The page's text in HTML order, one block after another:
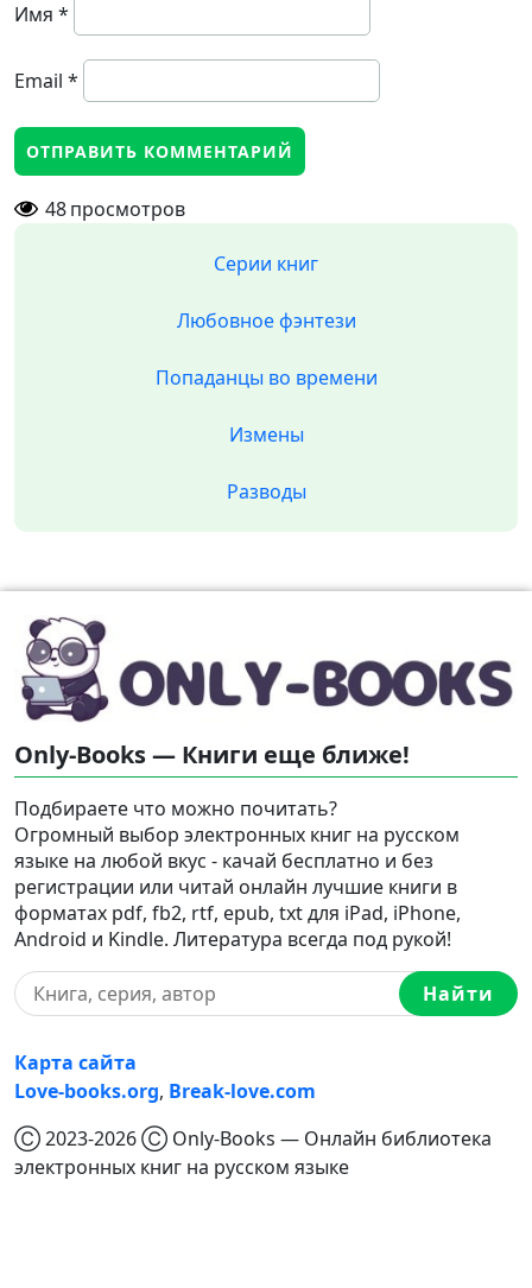
Имя *
Email *
48просмотров
Серии книг
Любовное фэнтези
Попаданцы во времени
Измены
Разводы
Only-Books — Книги еще ближе!
Подбираете что можно почитать?
Огромный выбор электронных книг на русском
языке на любой вкус - качай бесплатно и без
регистрации или читай онлайн лучшие книги в
форматах pdf, fb2, rtf, epub, txt для iPad, iPhone,
Android и Kindle. Литература всегда под рукой!
Найти
Карта сайта
Love-books.org, Break-love.com
Ⓒ 2023-2026 Ⓒ Only-Books — Онлайн библиотека
электронных книг на русском языке